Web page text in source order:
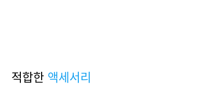
적합한 액세서리